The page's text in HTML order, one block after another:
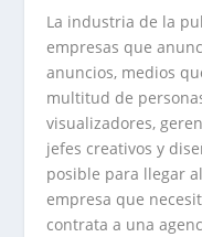
La industria de la
empresas que
anuncios, medios
multitud de
visualizadores,
jefes creativos y
posible para llegar
empresa que
contrata a una